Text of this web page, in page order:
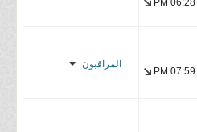
sensei
06:28 PM
sensei
07:59 PM
المراقبون